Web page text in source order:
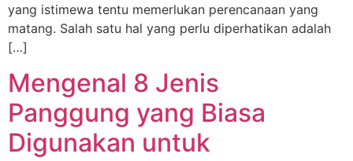
yang istimewa tentu memerlukan perencanaan yang
matang. Salah satu hal yang perlu diperhatikan adalah
[…]
Mengenal 8 Jenis
Panggung yang Biasa
Digunakan untuk